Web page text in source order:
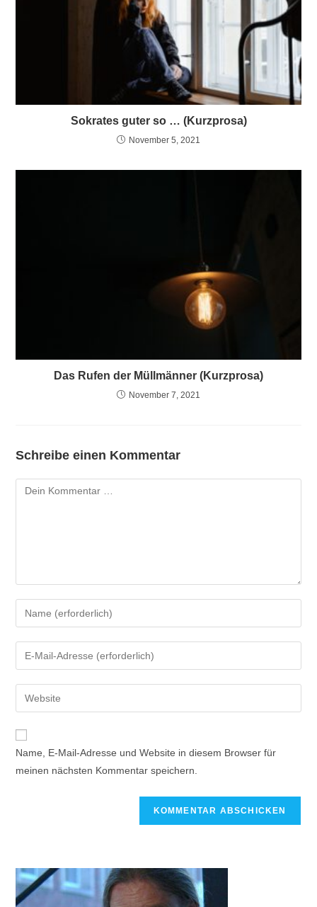
Sokrates guter so … (Kurzprosa)
November 5, 2021
Das Rufen der Müllmänner (Kurzprosa)
November 7, 2021
Schreibe einen Kommentar
Name, E-Mail-Adresse und Website in diesem Browser für
meinen nächsten Kommentar speichern.